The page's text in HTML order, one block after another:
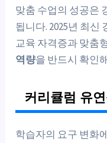
맞춤 수업의 성공은
됩니다. 2025년 최신
교육 자격증과 맞춤
역량을 반드시 확인
커리큘럼 유
학습자의 요구 변화